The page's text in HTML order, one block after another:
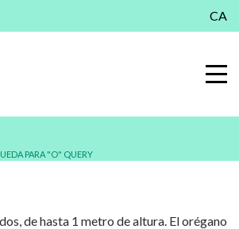
CA
PARA "O" QUERY
de hasta 1 metro de altura. El orégano